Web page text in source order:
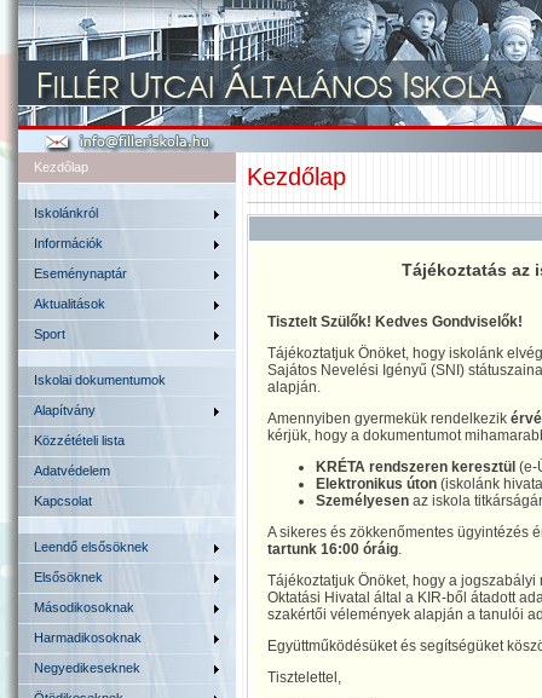
Kezdőlap
Iskolánkról
Információk
Eseménynaptár
Aktualitások
Sport
Iskolai dokumentumok
Alapítvány
Közzétételi lista
Adatvédelem
Kapcsolat
Leendő elsősöknek
Elsősöknek
Másodikosoknak
Harmadikosoknak
Negyedikeseknek
Kezdőlap
Tájékoztatás az
Tisztelt Szülők! Kedves Gondviselők!
Tájékoztatjuk Önöket, hogy iskolánk
Sajátos Nevelési Igényű (SNI)
alapján.
Amennyiben gyermekük rendelkezik
kérjük, hogy a dokumentumot
KRÉTA rendszeren keresztül (e-
Elektronikus úton (iskolánk
Személyesen az iskola
A sikeres és zökkenőmentes ügyintézés
tartunk 16:00 óráig.
Tájékoztatjuk Önöket, hogy a
Oktatási Hivatal által a KIR-ből átadott
szakértői vélemények alapján a tanulói
Együttműködésüket és segítségüket
Tisztelettel,